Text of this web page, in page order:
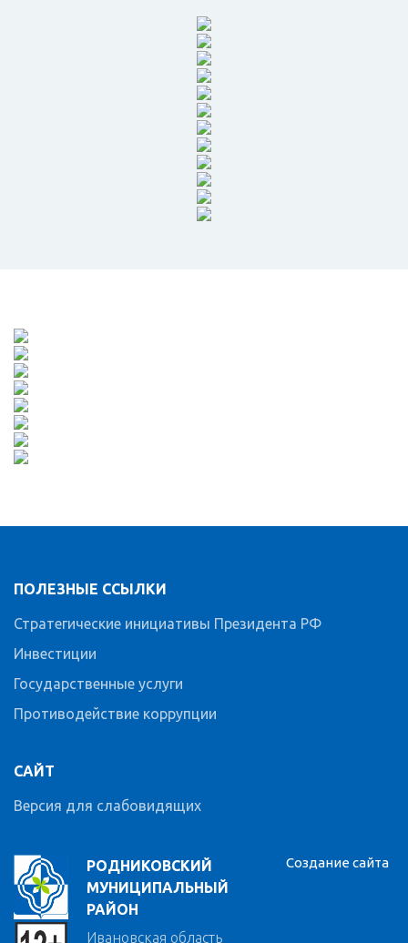
РОДНИКОВСКИЙ
МУНИЦИПАЛЬНЫЙ
РАЙОН
Ивановская область
ПОЛЕЗНЫЕ ССЫЛКИ
Стратегические инициативы Президента РФ
Инвестиции
Государственные услуги
Противодействие коррупции
САЙТ
Версия для слабовидящих
Создание сайта